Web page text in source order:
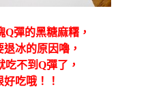
彈的黑糖麻糬，
冰的原因嚕，
不到Q彈了，
吃哦！！